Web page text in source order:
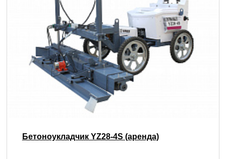
Бетоноукладчик YZ28-4S (аренда)